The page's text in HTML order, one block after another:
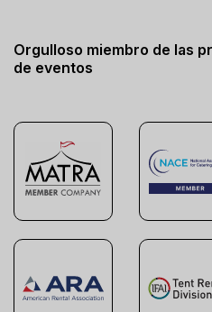
Orgulloso miembro de las
de eventos